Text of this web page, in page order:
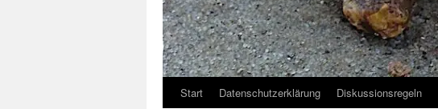
Start Datenschutzerklärung Diskussionsregeln